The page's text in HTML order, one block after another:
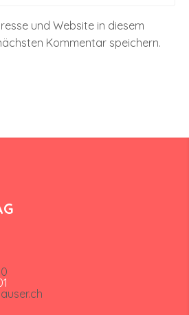
und Website in diesem
Kommentar speichern.